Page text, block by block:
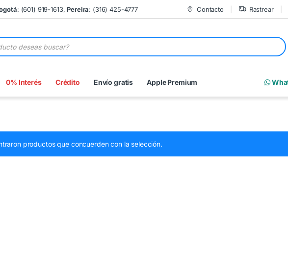
: (601) 919-1613,Pereira: (316) 425-4777 Contacto Rastrear
0% Interés Crédito Envío gratis Apple Premium
productos que concuerden con la selección.